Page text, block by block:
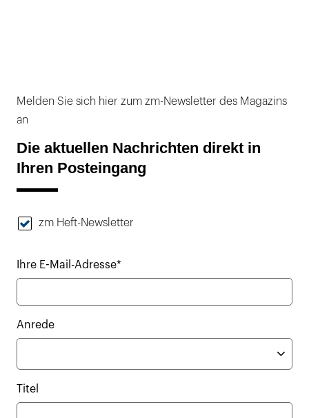
Melden Sie sich hier zum zm-Newsletter des Magazins
an
Die aktuellen Nachrichten direkt in
Ihren Posteingang
zm Heft-Newsletter
Ihre E-Mail-Adresse*
Anrede
Titel